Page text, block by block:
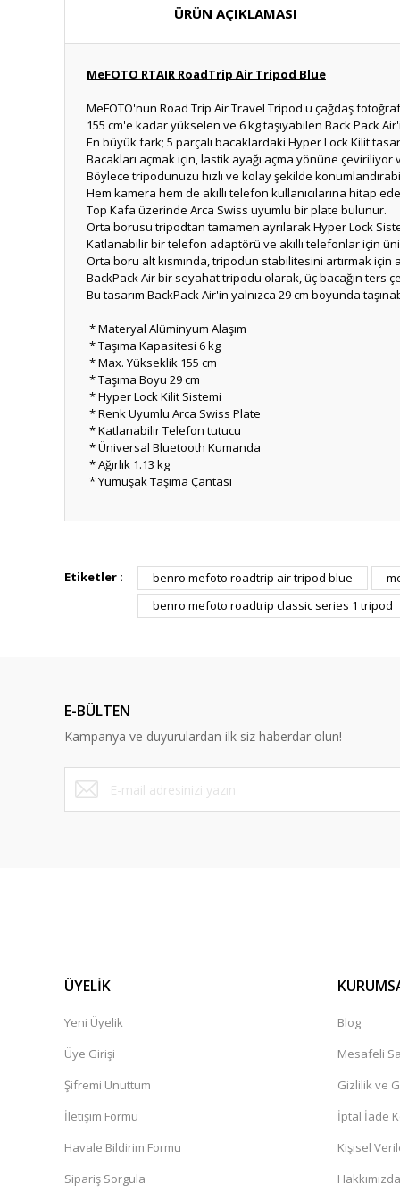
ÜRÜN AÇIKLAMASI
MeFOTO RTAIR RoadTrip Air Tripod Blue
MeFOTO'nun Road Trip Air Travel Tripod'u çağdaş
155 cm'e kadar yükselen ve 6 kg taşıyabilen Back Pack
En büyük fark; 5 parçalı bacaklardaki Hyper Lock Kilit
Bacakları açmak için, lastik ayağı açma yönüne
Böylece tripodunuzu hızlı ve kolay şekilde
Hem kamera hem de akıllı telefon kullanıcılarına hitap
Top Kafa üzerinde Arca Swiss uyumlu bir plate bulunur.
Orta borusu tripodtan tamamen ayrılarak Hyper Lock
Katlanabilir bir telefon adaptörü ve akıllı telefonlar için
Orta boru alt kısmında, tripodun stabilitesini artırmak için
BackPack Air bir seyahat tripodu olarak, üç bacağın ters
Bu tasarım BackPack Air'in yalnızca 29 cm boyunda
* Materyal Alüminyum Alaşım
* Taşıma Kapasitesi 6 kg
* Max. Yükseklik 155 cm
* Taşıma Boyu 29 cm
* Hyper Lock Kilit Sistemi
* Renk Uyumlu Arca Swiss Plate
* Katlanabilir Telefon tutucu
* Üniversal Bluetooth Kumanda
* Ağırlık 1.13 kg
* Yumuşak Taşıma Çantası
Etiketler : benro mefoto roadtrip air tripod blue
benro mefoto roadtrip classic series 1 tripod
E-BÜLTEN
Kampanya ve duyurulardan ilk siz haberdar olun!
ÜYELİK
Yeni Üyelik
Üye Girişi
Şifremi Unuttum
İletişim Formu
Havale Bildirim Formu
Sipariş Sorgula
Blog
Mesafeli
Gizlilik ve
İptal İade
Kişisel
Hakkımızda